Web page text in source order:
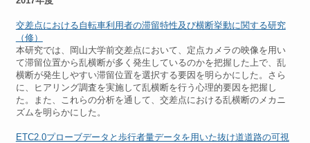
交差点における自転車利用者の滞留特性及び横断挙動に関する研究
（修）
本研究では、岡山大学前交差点において、定点カメラの映像を用い
て滞留位置から乱横断が多く発生しているのかを把握した上で、乱
横断が発生しやすい滞留位置を選択する要因を明らかにした。さら
に、ヒアリング調査を実施して乱横断を行う心理的要因を把握し
た。また、これらの分析を通して、交差点における乱横断のメカニ
ズムを明らかにした。
ETC2.0プローブデータと歩行者量データを用いた抜け道道路の可視